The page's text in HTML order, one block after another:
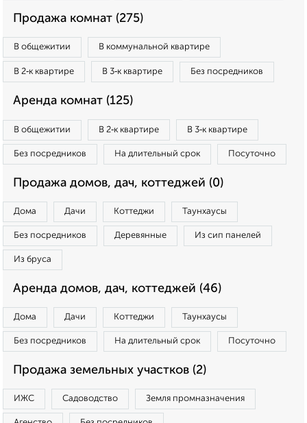
Продажа комнат (275)
В общежитии В коммунальной квартире
В 2‑к квартире В 3‑к квартире Без посредников
Аренда комнат (125)
В общежитии В 2‑к квартире В 3‑к квартире
Без посредников На длительный срок Посуточно
Продажа домов, дач, коттеджей (0)
Дома Дачи Коттеджи Таунхаусы
Без посредников Деревянные Из сип панелей
Из бруса
Аренда домов, дач, коттеджей (46)
Дома Дачи Коттеджи Таунхаусы
Без посредников На длительный срок Посуточно
Продажа земельных участков (2)
ИЖС Садоводство Земля промназначения